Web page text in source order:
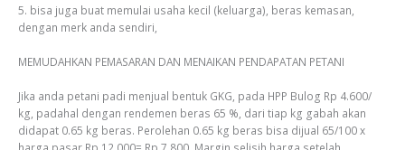
5. bisa juga buat memulai usaha kecil (keluarga), beras kemasan,
dengan merk anda sendiri,
MEMUDAHKAN PEMASARAN DAN MENAIKAN PENDAPATAN PETANI
Jika anda petani padi menjual bentuk GKG, pada HPP Bulog Rp 4.600/
kg, padahal dengan rendemen beras 65 %, dari tiap kg gabah akan
didapat 0.65 kg beras. Perolehan 0.65 kg beras bisa dijual 65/100 x
harga pasar Rp 12.000= Rp 7.800. Margin selisih harga setelah